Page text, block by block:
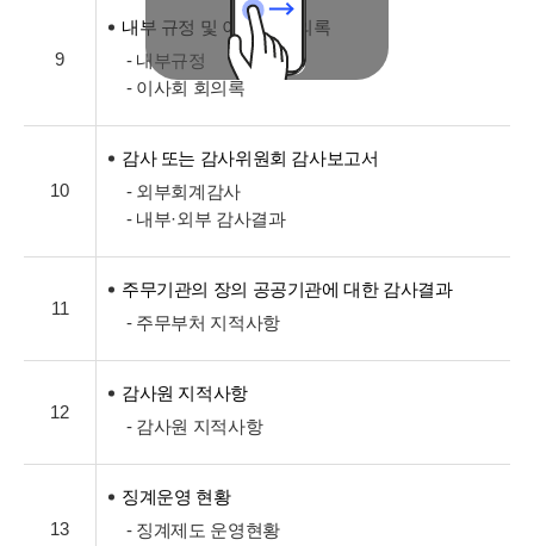
9
내부 규정 및 이사회 회의록
- 내부규정
- 이사회 회의록
10
감사 또는 감사위원회 감사보고서
- 외부회계감사
- 내부·외부 감사결과
11
주무기관의 장의 공공기관에 대한 감사결과
- 주무부처 지적사항
12
감사원 지적사항
- 감사원 지적사항
13
징계운영 현황
- 징계제도 운영현황